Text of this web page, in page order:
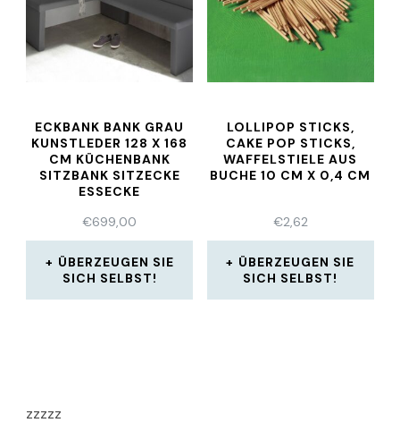
ECKBANK BANK GRAU
KUNSTLEDER 128 X 168
CM KÜCHENBANK
SITZBANK SITZECKE
ESSECKE
€699,00
ÜBERZEUGEN SIE
SICH SELBST!
LOLLIPOP STICKS,
CAKE POP STICKS,
WAFFELSTIELE AUS
BUCHE 10 CM X 0,4 CM
€2,62
ÜBERZEUGEN SIE
SICH SELBST!
zzzzz